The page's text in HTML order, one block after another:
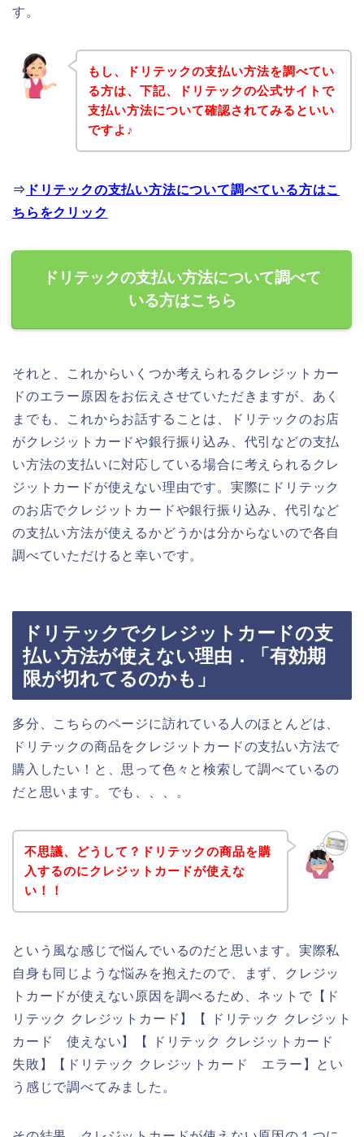
す。
もし、ドリテックの支払い方法を調べてい
る方は、下記、ドリテックの公式サイトで
支払い方法について確認されてみるといい
ですよ♪
⇒ ドリテックの支払い方法について調べている方はこ
ちらをクリック
ドリテックの支払い方法について調べて
いる方はこちら
それと、これからいくつか考えられるクレジットカー
ドのエラー原因をお伝えさせていただきますが、あく
までも、これからお話することは、ドリテックのお店
がクレジットカードや銀行振り込み、代引などの支払
い方法の支払いに対応している場合に考えられるクレ
ジットカードが使えない理由です。実際にドリテック
のお店でクレジットカードや銀行振り込み、代引など
の支払い方法が使えるかどうかは分からないので各自
調べていただけると幸いです。
ドリテックでクレジットカードの支
払い方法が使えない理由．「有効期
限が切れてるのかも」
多分、こちらのページに訪れている人のほとんどは、
ドリテックの商品をクレジットカードの支払い方法で
購入したい！と、思って色々と検索して調べているの
だと思います。でも、、、。
不思議、どうして？ドリテックの商品を購
入するのにクレジットカードが使えな
い！！
という風な感じで悩んでいるのだと思います。実際私
自身も同じような悩みを抱えたので、まず、クレジッ
トカードが使えない原因を調べるため、ネットで【ド
リテック クレジットカード】【 ドリテック クレジット
カード 使えない】【 ドリテック クレジットカード
失敗】【ドリテック クレジットカード エラー】とい
う感じで調べてみました。